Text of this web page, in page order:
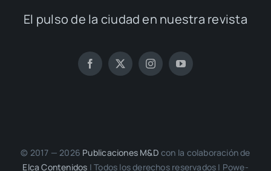
El pul­so de la ciu­dad en nues­tra revis­ta
© 2017 — 2026 Publi­ca­cio­nes M&D con la cola­bo­ra­ción de
Elca Con­te­ni­dos | Todos los dere­chos reser­va­dos | Powe­